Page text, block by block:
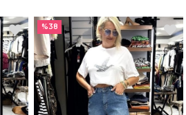
%38